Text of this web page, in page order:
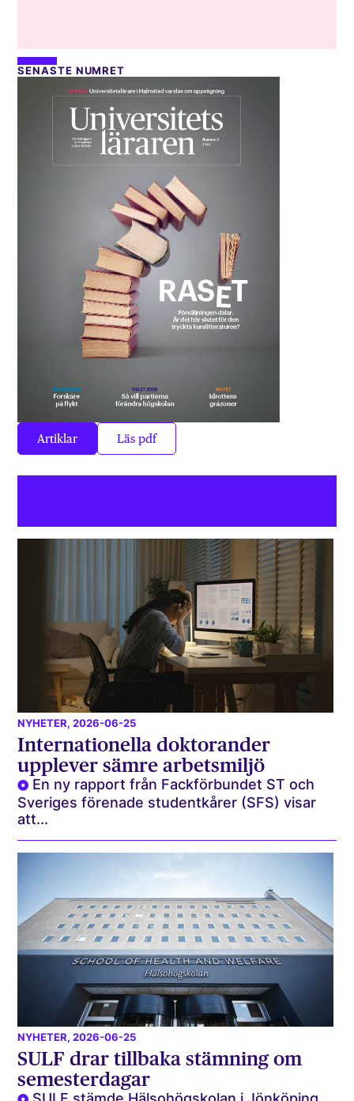
SENASTE NUMRET
Artiklar Läs pdf
NYHETER, 2026-06-25
Internationella doktorander
upplever sämre arbetsmiljö
En ny rapport från Fackförbundet ST och
Sveriges förenade studentkårer (SFS) visar
att...
NYHETER, 2026-06-25
SULF drar tillbaka stämning om
semesterdagar